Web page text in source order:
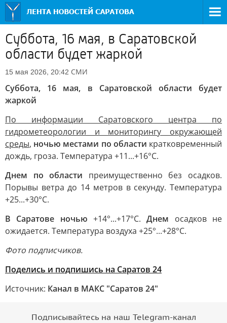
Суббота, 16 мая, в Саратовской
области будет жаркой
15 мая 2026, 20:42 СМИ
Суббота, 16 мая, в Саратовской области будет
жаркой
По информации Саратовского центра по
гидрометеорологии и мониторингу окружающей
среды, ночью местами по области кратковременный
дождь, гроза. Температура +11...+16°С.
Днем по области преимущественно без осадков.
Порывы ветра до 14 метров в секунду. Температура
+25...+30°С.
В Саратове ночью +14°...+17°С.Днем осадков не
ожидается. Температура воздуха +25°...+28°С.
Фото подписчиков.
Поделись и подпишись на Саратов 24
Источник: Канал в МАКС "Саратов 24"
Подписывайтесь на наш Telegram-канал